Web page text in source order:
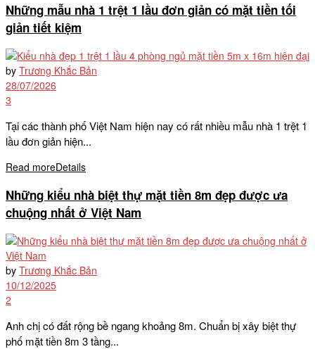
Những mẫu nhà 1 trệt 1 lầu đơn giản có mặt tiền tối
giản tiết kiệm
by Trương Khắc Bản
28/07/2026
3
Tại các thành phố Việt Nam hiện nay có rất nhiều mẫu nhà 1 trệt 1
lầu đơn giản hiện...
Read moreDetails
Những kiểu nhà biệt thự mặt tiền 8m đẹp được ưa
chuộng nhất ở Việt Nam
by Trương Khắc Bản
10/12/2025
2
Anh chị có đất rộng bề ngang khoảng 8m. Chuẩn bị xây biệt thự
phố mặt tiền 8m 3 tầng...